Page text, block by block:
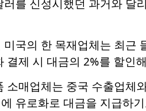
를 신성시했던 과거와 달
국의 한 목재업체는 최근
결제 시 대금의 2%를 할인
소매업체는 중국 수출업체
유로화로 대금을 지급하